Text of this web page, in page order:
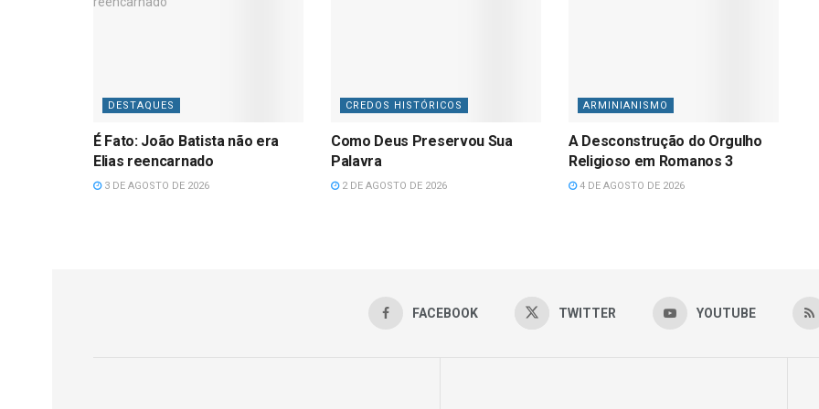
DESTAQUES
É Fato: João Batista não era
Elias reencarnado
3 DE AGOSTO DE 2026
CREDOS HISTÓRICOS
Como Deus Preservou Sua
Palavra
2 DE AGOSTO DE 2026
ARMINIANISMO
A Desconstrução do Orgulho
Religioso em Romanos 3
4 DE AGOSTO DE 2026
FACEBOOK TWITTER YOUTUBE